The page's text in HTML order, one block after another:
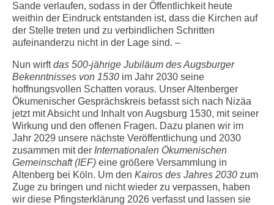
Sande verlaufen, sodass in der Öffentlichkeit heute
weithin der Eindruck entstanden ist, dass die Kirchen auf
der Stelle treten und zu verbindlichen Schritten
aufeinanderzu nicht in der Lage sind. –
Nun wirftdas 500-jährige Jubiläum des Augsburger
Bekenntnisses von 1530 im Jahr 2030 seine
hoffnungsvollen Schatten voraus. Unser Altenberger
Ökumenischer Gesprächskreis befasst sich nach Nizäa
jetzt mit Absicht und Inhalt von Augsburg 1530, mit seiner
Wirkung und den offenen Fragen. Dazu planen wir im
Jahr 2029 unsere nächste Veröffentlichung und 2030
zusammen mit der Internationalen Ökumenischen
Gemeinschaft (IEF) eine größere Versammlung in
Altenberg bei Köln. Um den Kairos des Jahres 2030 zum
Zuge zu bringen und nicht wieder zu verpassen, haben
wir diese Pfingsterklärung 2026 verfasst und lassen sie